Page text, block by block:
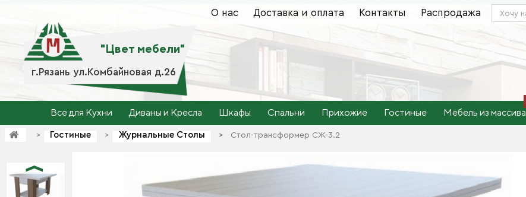
г.Рязань ул.Комбайновая д.26
"Цвет мебели"
О нас Доставка и оплата Контакты Распродажа
Все для Кухни Диваны и Кресла Шкафы Спальни Прихожие Гостиные Мебель из массива
> Гостиные > Журнальные Столы >
> Стол-трансформер СЖ-3.2